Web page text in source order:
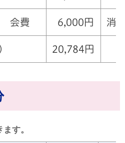
会費 6,000円 消
20,784円
す。